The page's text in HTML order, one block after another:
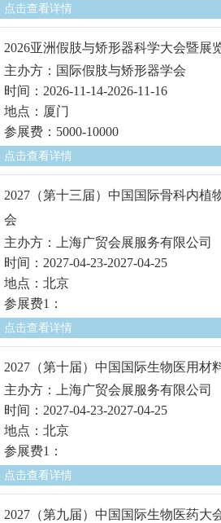
点击查看详情
2026亚洲假肢与矫形器科学大会暨展
主办方：国际假肢与矫形器学会
时间：2026-11-14-2026-11-16
地点：厦门
参展费：5000-10000
点击查看详情
2027（第十三届）中国国际骨科内植
会
主办方：上海广贸会展服务有限公司
时间：2027-04-23-2027-04-25
地点：北京
参展费1：
点击查看详情
2027（第十届）中国国际生物医用材
主办方：上海广贸会展服务有限公司
时间：2027-04-23-2027-04-25
地点：北京
参展费1：
点击查看详情
2027（第九届）中国国际生物医药大